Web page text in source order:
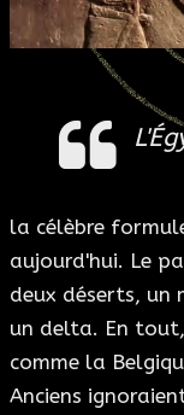
ESOTÉRISME
SECTES
la célèbre
aujourd'hui. Le
deux déserts, un
un delta. En
comme la
Anciens